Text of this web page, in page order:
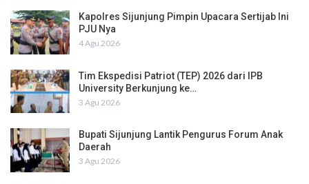
Kapolres Sijunjung Pimpin Upacara Sertijab Ini
PJU Nya
4 Agu 2026
Tim Ekspedisi Patriot (TEP) 2026 dari IPB
University Berkunjung ke…
3 Agu 2026
Bupati Sijunjung Lantik Pengurus Forum Anak
Daerah
3 Agu 2026